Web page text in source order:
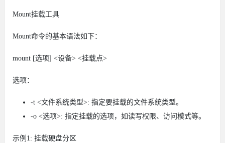
Mount挂载工具
Mount命令的基本语法如下：
mount [选项] <设备> <挂载点>
选项：
-t <文件系统类型>: 指定要挂载的文件系统类型。
-o <选项>: 指定挂载的选项，如读写权限、访问模式等。
示例1: 挂载硬盘分区